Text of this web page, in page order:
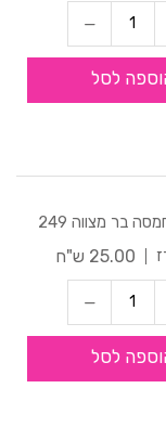
לסל
בר מצווה 249
25.00 ש"ח
לסל